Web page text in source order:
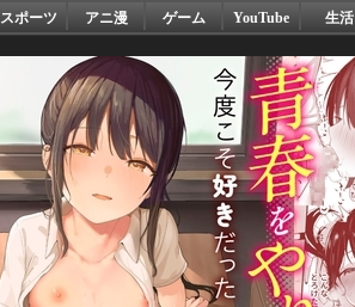
スポーツ アニ漫 ゲーム YouTube 生活